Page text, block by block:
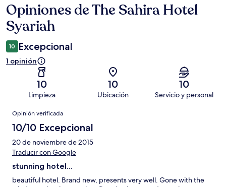
Opiniones
Opiniones de The Sahira Hotel
Syariah
10 Excepcional
1 opinión
10
Limpieza
10
Ubicación
10
Servicio y personal
Opiniones
Opinión verificada
10/10 Excepcional
20 de noviembre de 2015
Traducir con Google
stunning hotel...
beautiful hotel. Brand new, presents very well. Gone with the